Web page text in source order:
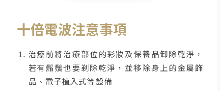
十倍電波注意事項
治療前將治療部位的彩妝及保養品卸除乾淨，
若有鬍鬚也要剃除乾淨，並移除身上的金屬飾
品、電子植入式等設備